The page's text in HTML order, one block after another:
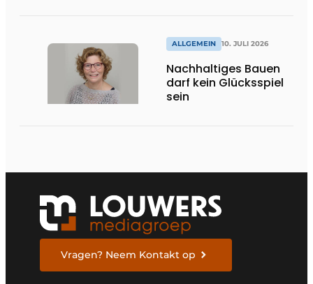
ALLGEMEIN 10. JULI 2026
Nachhaltiges Bauen
darf kein Glücksspiel
sein
Vragen? Neem Kontakt op